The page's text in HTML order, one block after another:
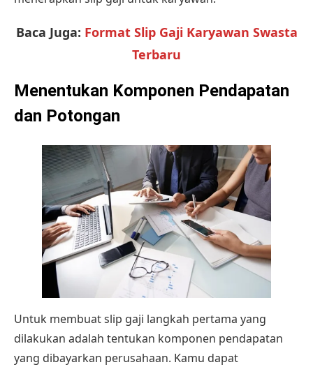
Baca Juga: Format Slip Gaji Karyawan Swasta
Terbaru
Menentukan Komponen Pendapatan
dan Potongan
Untuk membuat slip gaji langkah pertama yang
dilakukan adalah tentukan komponen pendapatan
yang dibayarkan perusahaan. Kamu dapat